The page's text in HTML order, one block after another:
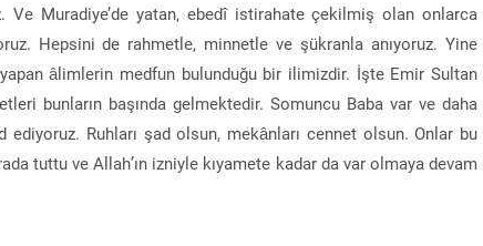
Ve Muradiye’de yatan, ebedî istirahate çekilmiş olan onlarca
Hepsini de rahmetle, minnetle ve şükranla anıyoruz. Yine
âlimlerin medfun bulunduğu bir ilimizdir. İşte Emir Sultan
bunların başında gelmektedir. Somuncu Baba var ve daha
Ruhları şad olsun, mekânları cennet olsun. Onlar bu
tuttu ve Allah’ın izniyle kıyamete kadar da var olmaya devam